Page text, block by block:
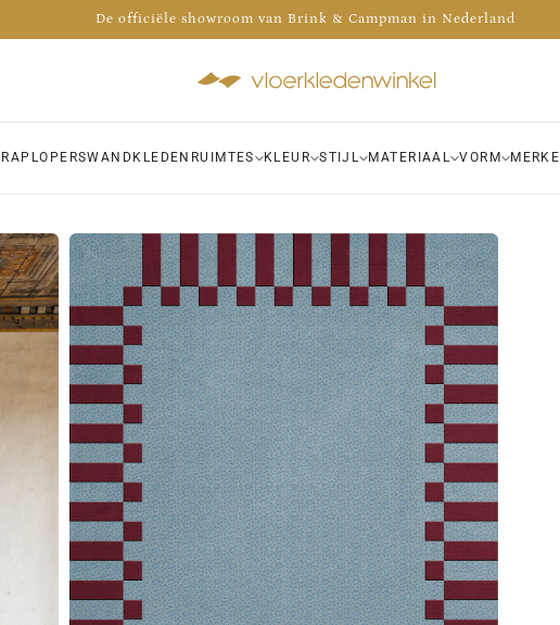
Advies nodig? Bel 035 - 30 30 009
WANDKLEDEN RUIMTES KLEUR STIJL MATERIAAL VORM